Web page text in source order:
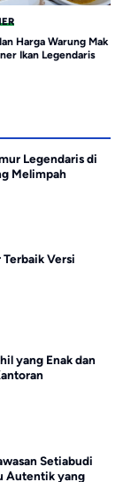
Mie Ayam Jamur
Gurih dengan
Legendaris di
Melimpah
Terbaik Versi
yang Enak dan
Setiabudi
Autentik yang